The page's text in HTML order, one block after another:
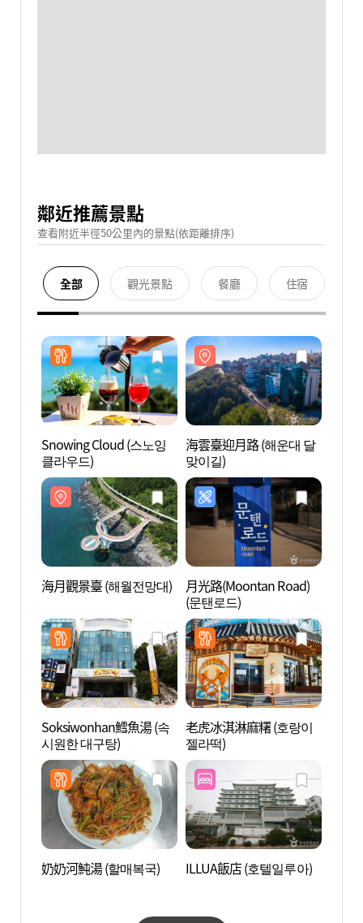
鄰近推薦景點
查看附近半徑50公里內的景點(依距離排序)
全部 觀光景點 餐廳 住宿
Snowing Cloud (스노잉
클라우드)
海雲臺迎月路 (해운대 달
맞이길)
海月觀景臺 (해월전망대)
月光路(Moontan Road)
(문탠로드)
Soksiwonhan鱈魚湯 (속
시원한 대구탕)
老虎冰淇淋麻糬 (호랑이
젤라떡)
奶奶河魨湯 (할매복국) ILLUA飯店 (호텔일루아)